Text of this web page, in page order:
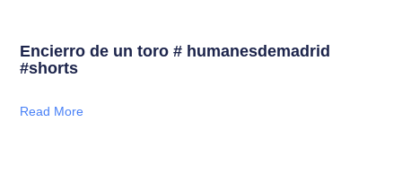
Encierro de un toro # humanesdemadrid
#shorts
Read More